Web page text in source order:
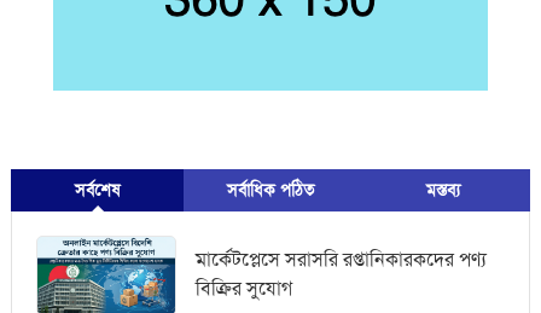
সর্বশেষ সর্বাধিক পঠিত মস্তব্য
মার্কেটপ্লেসে সরাসরি রপ্তানিকারকদের পণ্য
বিক্রির সুযোগ